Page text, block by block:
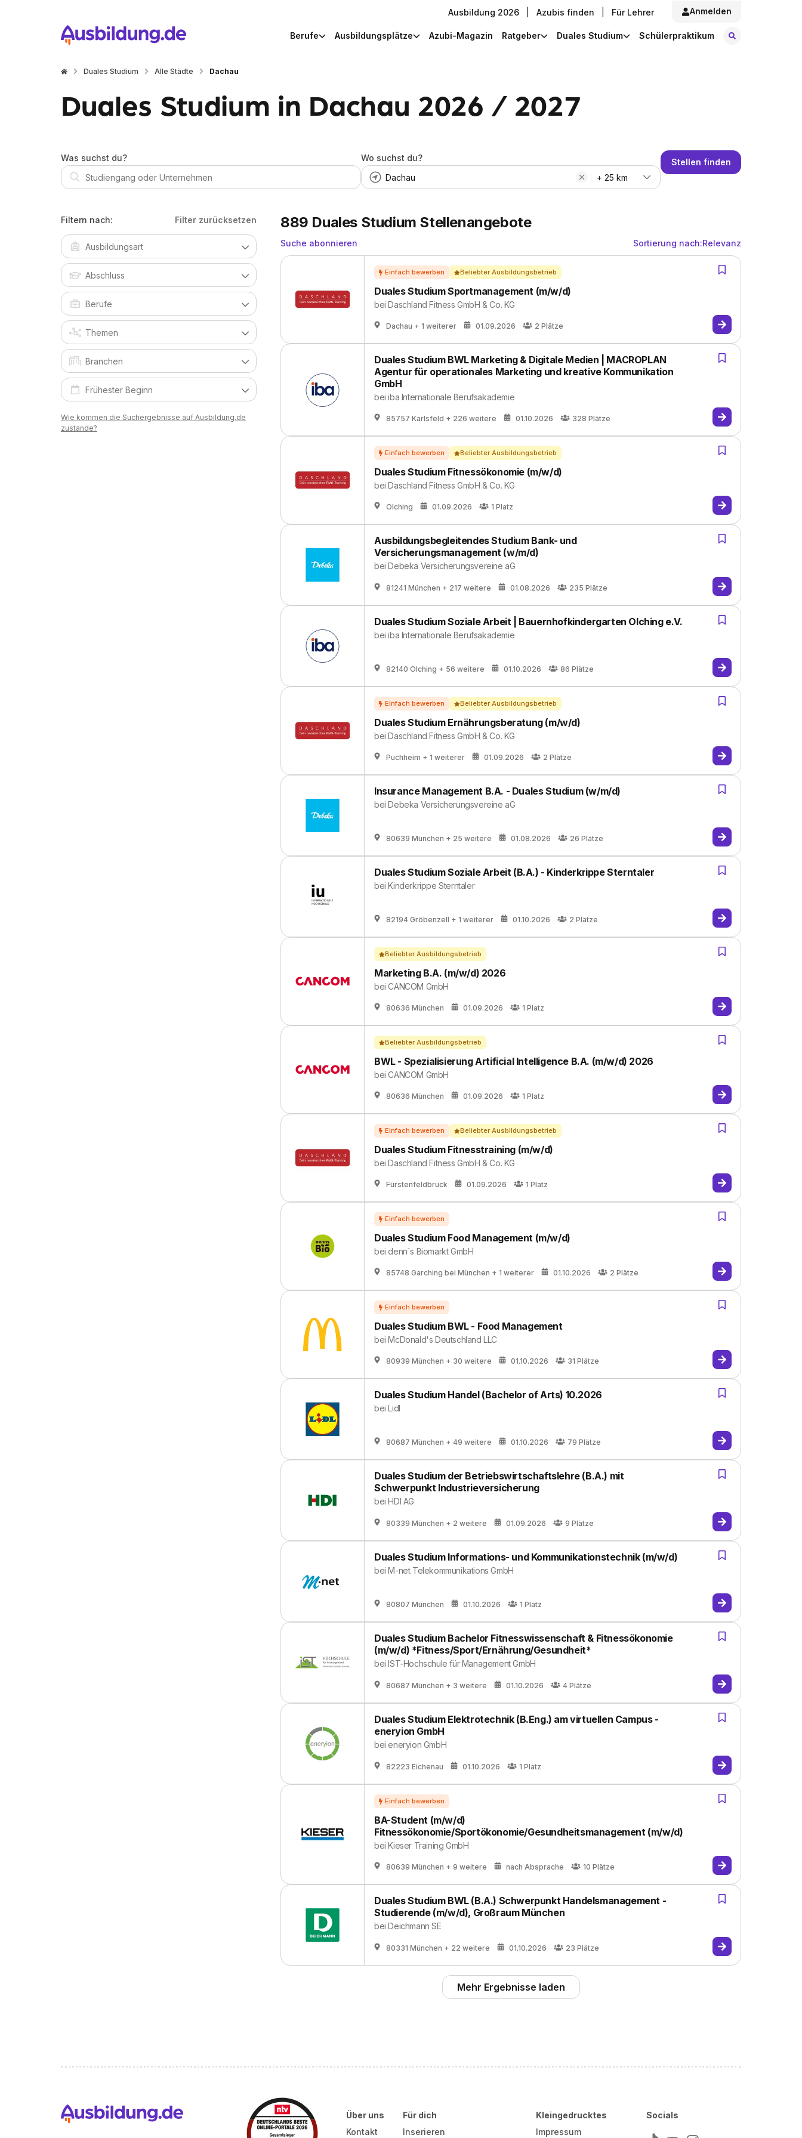
Ausbildung 2026 Azubis finden Für Lehrer Anmelden
Berufe Ausbildungsplätze Azubi-Magazin Ratgeber Duales Studium Schülerpraktikum
Duales Studium Alle Städte Dachau
Duales Studium in Dachau 2026 / 2027
Was suchst du?
Wo suchst du?
+ 25 km
Stellen finden
Filtern nach: Filter zurücksetzen
Wie kommen die Suchergebnisse auf Ausbildung.de
zustande?
889 Duales Studium Stellenangebote
Suche abonnieren Sortierung nach:Relevanz
Duales Studium Sportmanagement (m/w/d)
beiDaschland Fitness GmbH & Co. KG
Dachau + 1 weiterer 01.09.2026 2 Plätze
Beliebter Ausbildungsbetrieb
Duales Studium BWL Marketing & Digitale Medien | MACROPLAN
Agentur für operationales Marketing und kreative Kommunikation
GmbH
beiiba Internationale Berufsakademie
85757 Karlsfeld + 226 weitere 01.10.2026 328 Plätze
Duales Studium Fitnessökonomie (m/w/d)
beiDaschland Fitness GmbH & Co. KG
Olching 01.09.2026 1 Platz
Beliebter Ausbildungsbetrieb
Ausbildungsbegleitendes Studium Bank- und
Versicherungsmanagement (w/m/d)
beiDebeka Versicherungsvereine aG
81241 München + 217 weitere 01.08.2026 235 Plätze
Duales Studium Soziale Arbeit | Bauernhofkindergarten Olching e.V.
beiiba Internationale Berufsakademie
82140 Olching + 56 weitere 01.10.2026 86 Plätze
Duales Studium Ernährungsberatung (m/w/d)
beiDaschland Fitness GmbH & Co. KG
Puchheim + 1 weiterer 01.09.2026 2 Plätze
Beliebter Ausbildungsbetrieb
Insurance Management B.A. - Duales Studium (w/m/d)
beiDebeka Versicherungsvereine aG
80639 München + 25 weitere 01.08.2026 26 Plätze
Duales Studium Soziale Arbeit (B.A.) - Kinderkrippe Sterntaler
beiKinderkrippe Sterntaler
82194 Gröbenzell + 1 weiterer 01.10.2026 2 Plätze
Marketing B.A. (m/w/d) 2026
beiCANCOM GmbH
80636 München 01.09.2026 1 Platz
Beliebter Ausbildungsbetrieb
BWL - Spezialisierung Artificial Intelligence B.A. (m/w/d) 2026
beiCANCOM GmbH
80636 München 01.09.2026 1 Platz
Beliebter Ausbildungsbetrieb
Duales Studium Fitnesstraining (m/w/d)
beiDaschland Fitness GmbH & Co. KG
Fürstenfeldbruck 01.09.2026 1 Platz
Beliebter Ausbildungsbetrieb
Duales Studium Food Management (m/w/d)
beidenn`s Biomarkt GmbH
85748 Garching bei München + 1 weiterer 01.10.2026 2 Plätze
Duales Studium BWL - Food Management
beiMcDonald's Deutschland LLC
80939 München + 30 weitere 01.10.2026 31 Plätze
Duales Studium Handel (Bachelor of Arts) 10.2026
beiLidl
80687 München + 49 weitere 01.10.2026 79 Plätze
Duales Studium der Betriebswirtschaftslehre (B.A.) mit
Schwerpunkt Industrieversicherung
beiHDI AG
80339 München + 2 weitere 01.09.2026 9 Plätze
Duales Studium Informations- und Kommunikationstechnik (m/w/d)
beiM-net Telekommunikations GmbH
80807 München 01.10.2026 1 Platz
Duales Studium Bachelor Fitnesswissenschaft & Fitnessökonomie
(m/w/d) *Fitness/Sport/Ernährung/Gesundheit*
beiIST-Hochschule für Management GmbH
80687 München + 3 weitere 01.10.2026 4 Plätze
Duales Studium Elektrotechnik (B.Eng.) am virtuellen Campus -
eneryion GmbH
beieneryion GmbH
82223 Eichenau 01.10.2026 1 Platz
BA-Student (m/w/d)
Fitnessökonomie/Sportökonomie/Gesundheitsmanagement (m/w/d)
beiKieser Training GmbH
80639 München + 9 weitere nach Absprache 10 Plätze
Duales Studium BWL (B.A.) Schwerpunkt Handelsmanagement -
Studierende (m/w/d), Großraum München
beiDeichmann SE
80331 München + 22 weitere 01.10.2026 23 Plätze
Mehr Ergebnisse laden
Über uns
Kontakt
Für dich
Inserieren
Kleingedrucktes
Impressum
Socials